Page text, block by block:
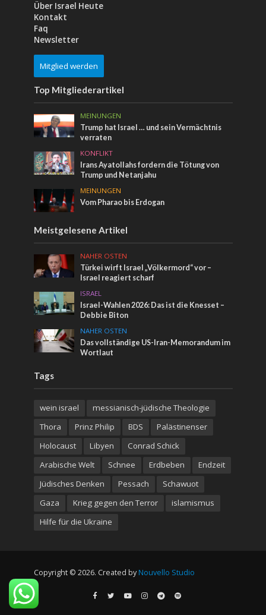
Über Israel Heute
Kontakt
Faq
Newsletter
Mitglied werden
Top Mitgliederartikel
MEINUNGEN
Trump hat Israel … und sein Vermächtnis
verraten
KONFLIKT
Irans Ayatollahs fordern die Tötung von
Trump und Netanjahu
MEINUNGEN
Vom Pharao bis Erdogan
Meistgelesene Artikel
NAHER OSTEN
Türkei wirft Israel „Völkermord“ vor –
Israel reagiert scharf
ISRAEL
Israel-Wahlen 2026: Das ist die Knesset –
Debbie Biton
NAHER OSTEN
Das vollständige US-Iran-Memorandum im
Wortlaut
Tags
wein israel
messianisch-jüdische Theologie
Thora
Prinz Philip BDS
Palästinenser
Holocaust
Libyen
Conrad Schick
Arabische Welt
Schnee Erdbeben
Endzeit
Jüdisches Denken
Pessach
Schawuot
Gaza
Krieg gegen den Terror
islamismus
Hilfe für die Ukraine
Copyright © 2026. Created by Nouvello Studio